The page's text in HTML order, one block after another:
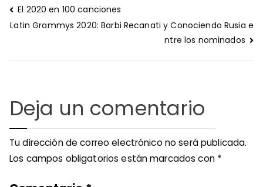
Navegación
de
El 2020 en 100 canciones
Latin Grammys 2020: Barbi Recanati y Conociendo Rusia e
ntre los nominados
Deja un comentario
Tu dirección de correo electrónico no será publicada.
Los campos obligatorios están marcados con *